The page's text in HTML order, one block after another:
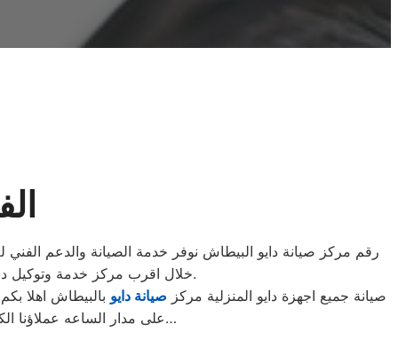
رقم مركز صيانة دايو البيطاش نوفر خدمة الصيانة والدعم
خلال اقرب مركز خدمة وتوكيل دايو في محافظتك والصيانة منزلية ولا يستلزم نقل الجهاز من المنزل الا في حالات نادرة او اعطال كبيرة.
صيانة جميع اجهزة دايو المنزلية مركز صيانة دايو بالبيطاش اهلا
على مدار الساعه عملاؤنا الكرام نحن فى توكيل دايو المعتمد بالبيطاش اتصل بنا على الخط الساخن لصيانة غسالات دايو اتصل بنا…